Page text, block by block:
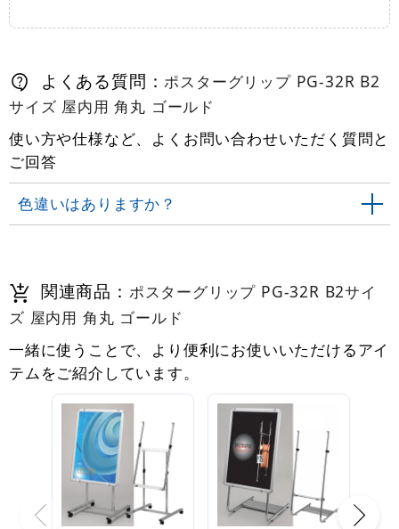
よくある質問：ポスターグリップ PG-32R B2
サイズ 屋内用 角丸 ゴールド
使い方や仕様など、よくお問い合わせいただく質問と
ご回答
色違いはありますか？
関連商品： ポスターグリップ PG-32R B2サイ
ズ 屋内用 角丸 ゴールド
一緒に使うことで、より便利にお使いいただけるアイ
テムをご紹介しています。